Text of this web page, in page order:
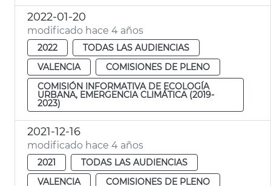
2022-01-20
modificado hace 4 años
2022
TODAS LAS AUDIENCIAS
VALENCIA
COMISIONES DE PLENO
COMISIÓN INFORMATIVA DE ECOLOGÍA
URBANA, EMERGENCIA CLIMÁTICA (2019-
2023)
2021-12-16
modificado hace 4 años
2021
TODAS LAS AUDIENCIAS
VALENCIA
COMISIONES DE PLENO